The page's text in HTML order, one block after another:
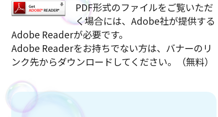
PDF形式のファイルをご覧いただ
く場合には、Adobe社が提供する
Adobe Readerが必要です。
Adobe Readerをお持ちでない方は、バナーのリ
ンク先からダウンロードしてください。（無料）